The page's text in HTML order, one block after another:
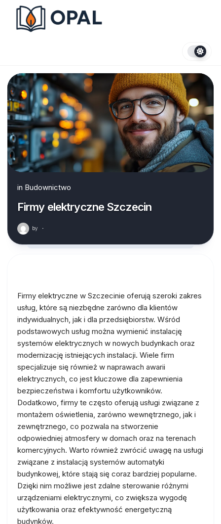
content
in Budownictwo
Firmy elektryczne Szczecin
by ·
Firmy elektryczne w Szczecinie oferują szeroki zakres
usług, które są niezbędne zarówno dla klientów
indywidualnych, jak i dla przedsiębiorstw. Wśród
podstawowych usług można wymienić instalację
systemów elektrycznych w nowych budynkach oraz
modernizację istniejących instalacji. Wiele firm
specjalizuje się również w naprawach awarii
elektrycznych, co jest kluczowe dla zapewnienia
bezpieczeństwa i komfortu użytkowników.
Dodatkowo, firmy te często oferują usługi związane z
montażem oświetlenia, zarówno wewnętrznego, jak i
zewnętrznego, co pozwala na stworzenie
odpowiedniej atmosfery w domach oraz na terenach
komercyjnych. Warto również zwrócić uwagę na usługi
związane z instalacją systemów automatyki
budynkowej, które stają się coraz bardziej popularne.
Dzięki nim możliwe jest zdalne sterowanie różnymi
urządzeniami elektrycznymi, co zwiększa wygodę
użytkowania oraz efektywność energetyczną
budynków.